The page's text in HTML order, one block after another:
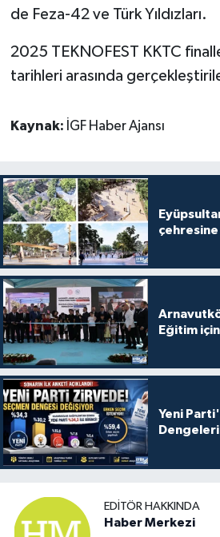
de Feza-42 ve Türk Yıldızları.
2025 TEKNOFEST KKTC
tarihleri arasında
Kaynak: İGF Haber Ajansı
Eğitim
Yeni
Dengeleri
EDITÖR HAKKINDA
Haber Merkezi